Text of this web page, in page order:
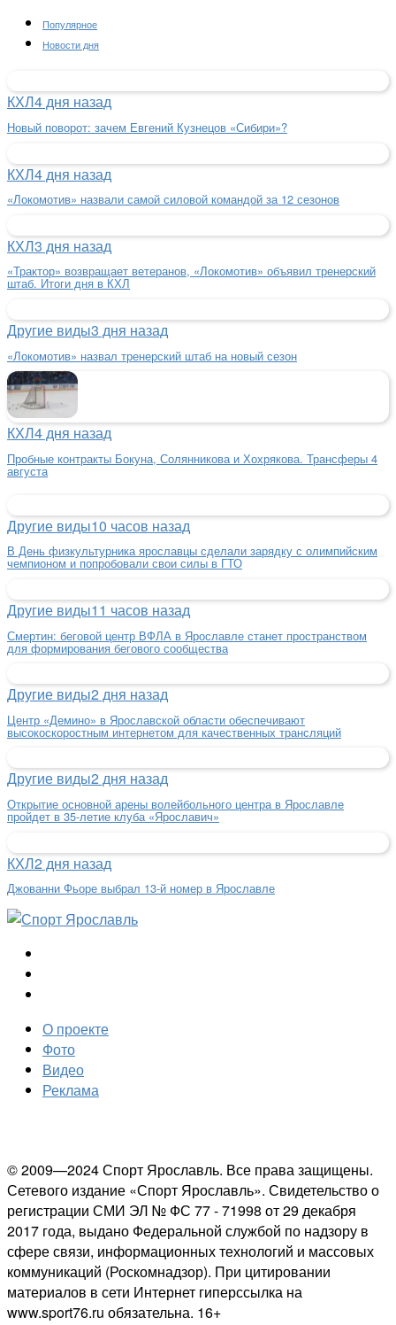
Популярное
Новости дня
КХЛ4 дня назад
Новый поворот: зачем Евгений Кузнецов «Сибири»?
КХЛ4 дня назад
«Локомотив» назвали самой силовой командой за 12 сезонов
КХЛ3 дня назад
«Трактор» возвращает ветеранов, «Локомотив» объявил тренерский
штаб. Итоги дня в КХЛ
Другие виды3 дня назад
«Локомотив» назвал тренерский штаб на новый сезон
КХЛ4 дня назад
Пробные контракты Бокуна, Солянникова и Хохрякова. Трансферы 4
августа
Другие виды10 часов назад
В День физкультурника ярославцы сделали зарядку с олимпийским
чемпионом и попробовали свои силы в ГТО
Другие виды11 часов назад
Смертин: беговой центр ВФЛА в Ярославле станет пространством
для формирования бегового сообщества
Другие виды2 дня назад
Центр «Демино» в Ярославской области обеспечивают
высокоскоростным интернетом для качественных трансляций
Другие виды2 дня назад
Открытие основной арены волейбольного центра в Ярославле
пройдет в 35-летие клуба «Ярославич»
КХЛ2 дня назад
Джованни Фьоре выбрал 13-й номер в Ярославле
О проекте
Фото
Видео
Реклама
© 2009—2024 Спорт Ярославль. Все права защищены.
Сетевого издание «Спорт Ярославль». Свидетельство о
регистрации СМИ ЭЛ № ФС 77 - 71998 от 29 декабря
2017 года, выдано Федеральной службой по надзору в
сфере связи, информационных технологий и массовых
коммуникаций (Роскомнадзор). При цитировании
материалов в сети Интернет гиперссылка на
www.sport76.ru обязательна. 16+